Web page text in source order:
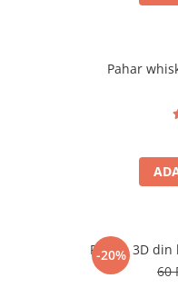
Pahar
-20%
Puzzle 3D din
60